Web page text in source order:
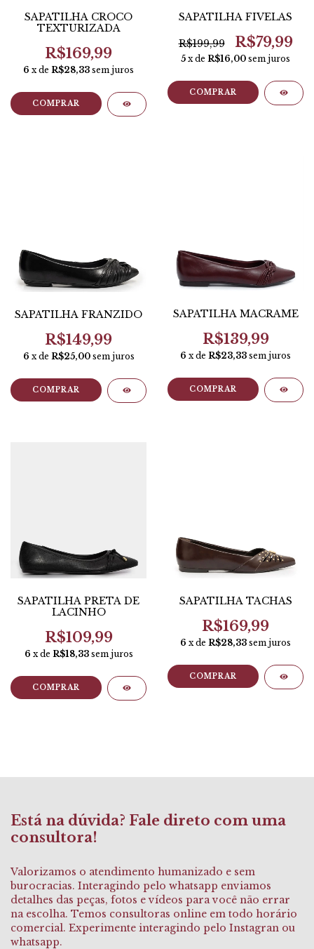
SAPATILHA CROCO
TEXTURIZADA
R$169,99
6 x de R$28,33 sem juros
COMPRAR
SAPATILHA FIVELAS
R$199,99 R$79,99
5 x de R$16,00 sem juros
COMPRAR
SAPATILHA FRANZIDO
R$149,99
6 x de R$25,00 sem juros
COMPRAR
SAPATILHA MACRAMÊ
R$139,99
6 x de R$23,33 sem juros
COMPRAR
SAPATILHA PRETA DE
LACINHO
R$109,99
6 x de R$18,33 sem juros
COMPRAR
SAPATILHA TACHAS
R$169,99
6 x de R$28,33 sem juros
COMPRAR
Está na dúvida? Fale direto com uma
consultora!
Valorizamos o atendimento humanizado e sem
burocracias. Interagindo pelo whatsapp enviamos
detalhes das peças, fotos e vídeos para você não errar
na escolha. Temos consultoras online em todo horário
comercial. Experimente interagindo pelo Instagran ou
whatsapp.